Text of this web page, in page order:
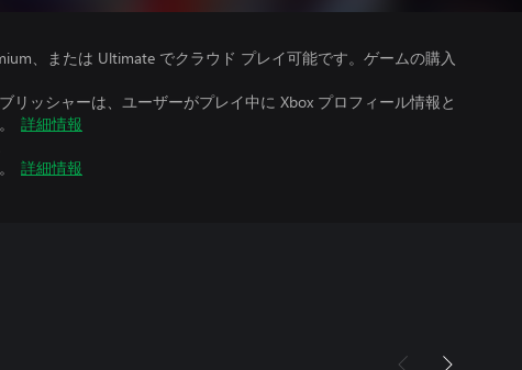
、または Ultimate でクラウド プレイ可能です。ゲームの購入
リッシャーは、ユーザーがプレイ中に Xbox プロフィール情報と
詳細情報
詳細情報